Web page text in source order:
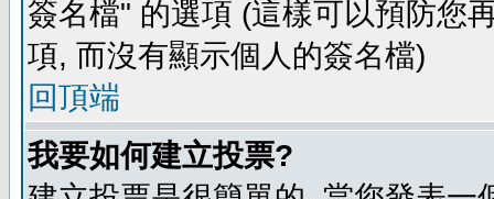
簽名檔" 的選項 (這樣可以預防您
項, 而沒有顯示個人的簽名檔)
回頂端
我要如何建立投票?